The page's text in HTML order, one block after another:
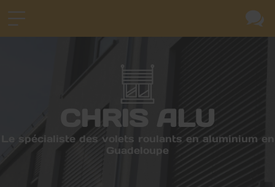
CHRIS ALU
Le spécialiste des volets roulants en aluminium en
Guadeloupe